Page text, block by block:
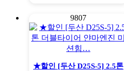
9807
★할인 [두산 D25S-5] 2.5톤